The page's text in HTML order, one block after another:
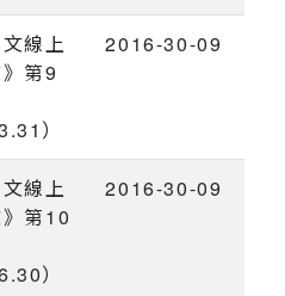
線上
第9
）
2016-30-09
線上
第10
）
2016-30-09